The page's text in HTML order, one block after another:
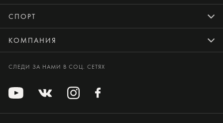
СПОРТ
КОМПАНИЯ
СЛЕДИ ЗА НАМИ В СОЦ. СЕТЯХ